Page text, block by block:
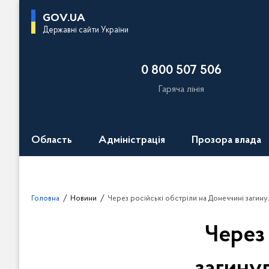
GOV.UA
Державні сайти України
0 800 507 506
Гаряча лінія
Область Адміністрація Прозора влада
Головна Новини Через російські обстріли на Донеччині загинули
Через